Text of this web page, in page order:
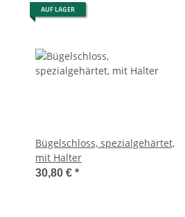
AUF LAGER
Bügelschloss, spezialgehärtet,
mit Halter
30,80 € *